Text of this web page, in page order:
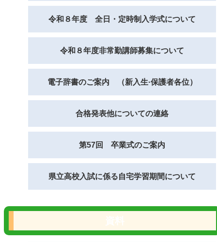
令和８年度 全日・定時制入学式について
令和８年度非常勤講師募集について
電子辞書のご案内 （新入生·保護者各位）
合格発表他についての連絡
第57回 卒業式のご案内
県立高校入試に係る自宅学習期間について